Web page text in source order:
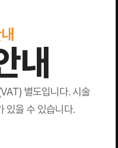
내
별도입니다. 시술
있을 수 있습니다.